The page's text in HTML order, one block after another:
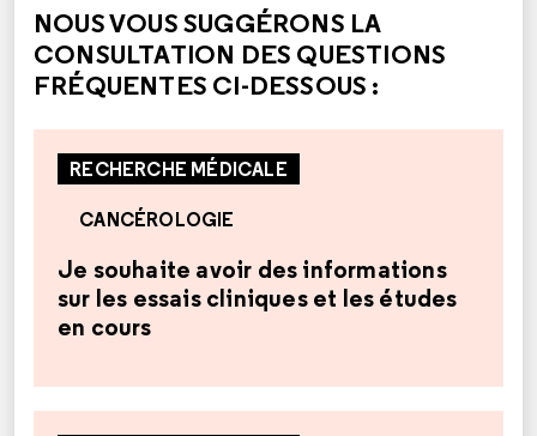
NOUS VOUS SUGGÉRONS LA
CONSULTATION DES QUESTIONS
FRÉQUENTES CI-DESSOUS :
RECHERCHE MÉDICALE
CANCÉROLOGIE
Je souhaite avoir des informations
sur les essais cliniques et les études
en cours